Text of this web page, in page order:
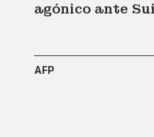
agónico ante
AFP